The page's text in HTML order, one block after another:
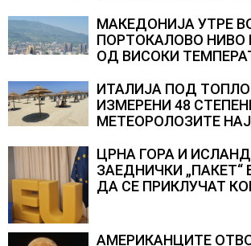
МАКЕДОНИЈА УТРЕ
ПОРТОКАЛОВО НИВО
ОД ВИСОКИ
ИТАЛИЈА ПОД
ИЗМЕРЕНИ 48
МЕТЕОРОЛОЗИТЕ
АВГУСТ
ЦРНА ГОРА И
ЗАЕДНИЧКИ
ДА СЕ ПРИКЛУЧАТ
АМЕРИКАНЦИТЕ